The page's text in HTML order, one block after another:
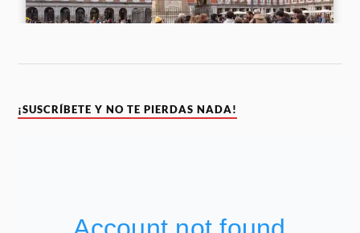
¡SUSCRÍBETE Y NO TE PIERDAS NADA!